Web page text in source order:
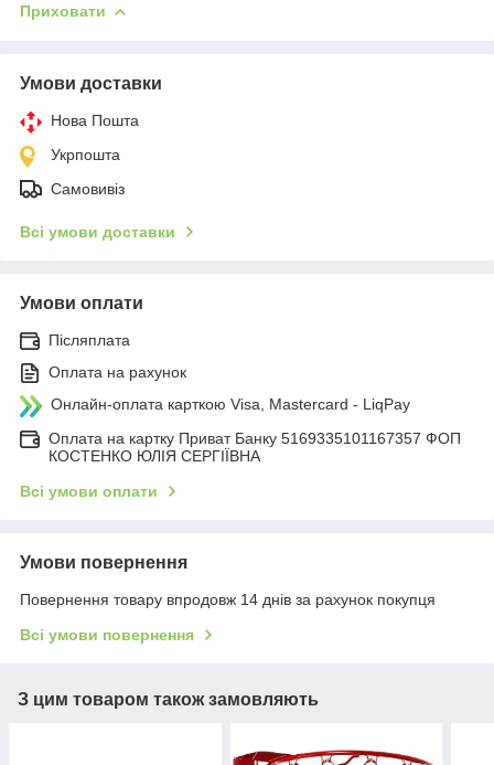
Приховати
Умови доставки
Нова Пошта
Укрпошта
Самовивіз
Всі умови доставки
Умови оплати
Післяплата
Оплата на рахунок
Онлайн-оплата карткою Visa, Mastercard - LiqPay
Оплата на картку Приват Банку 5169335101167357 ФОП
КОСТЕНКО ЮЛІЯ СЕРГІЇВНА
Всі умови оплати
Умови повернення
Повернення товару впродовж 14 днів за рахунок покупця
Всі умови повернення
З цим товаром також замовляють